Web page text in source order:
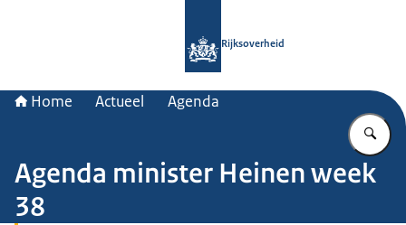
Rijksoverheid
Home Actueel Agenda
Agenda minister Heinen week
38